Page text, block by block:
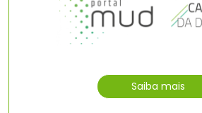
Saiba mais